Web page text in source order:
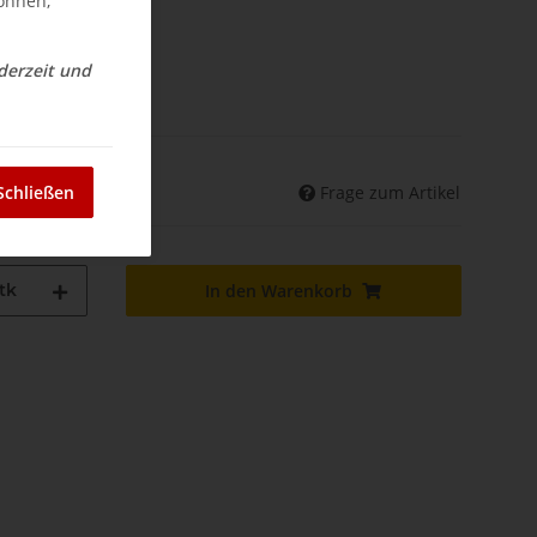
abweichend) Frage zum Artikel
In den Warenkorb
und